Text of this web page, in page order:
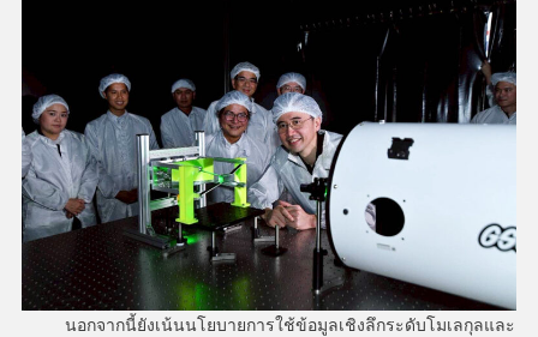
นอกจากนี้ยังเน้นนโยบายการใช้ข้อมูลเชิงลึกระดับโมเลกุลและ